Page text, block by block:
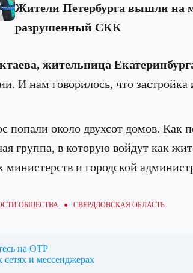
Жители Петербурга вышли на
разрушенный СКК
жительница
И нам говорилось, что
попали около двухсот домов. Как
группа, в которую войдут как
министерств и городской
ОБЩЕСТВА ● СВЕРДЛОВСКАЯ ОБЛАСТЬ
на ОТР
сетях и мессенджерах